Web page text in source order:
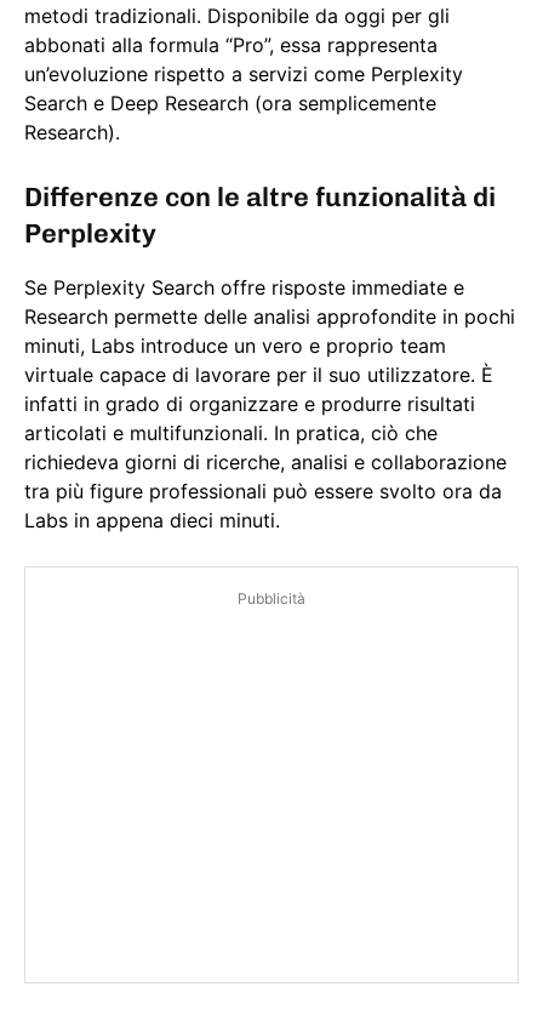
metodi tradizionali. Disponibile da oggi per gli
abbonati alla formula “Pro”, essa rappresenta
un’evoluzione rispetto a servizi come Perplexity
Search e Deep Research (ora semplicemente
Research).
Differenze con le altre funzionalità di
Perplexity
Se Perplexity Search offre risposte immediate e
Research permette delle analisi approfondite in pochi
minuti, Labs introduce un vero e proprio team
virtuale capace di lavorare per il suo utilizzatore. È
infatti in grado di organizzare e produrre risultati
articolati e multifunzionali. In pratica, ciò che
richiedeva giorni di ricerche, analisi e collaborazione
tra più figure professionali può essere svolto ora da
Labs in appena dieci minuti.
Pubblicità